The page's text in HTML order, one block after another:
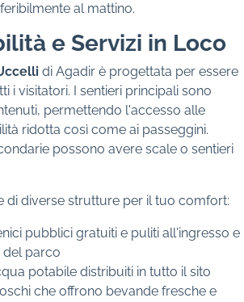
al mattino.
e Servizi in Loco
di Agadir è progettata per essere
i visitatori. I sentieri principali sono
permettendo l'accesso alle
ridotta così come ai passeggini.
possono avere scale o sentieri
di diverse strutture per il tuo comfort:
pubblici gratuiti e puliti all'ingresso e
del parco
potabile distribuiti in tutto il sito
che offrono bevande fresche e